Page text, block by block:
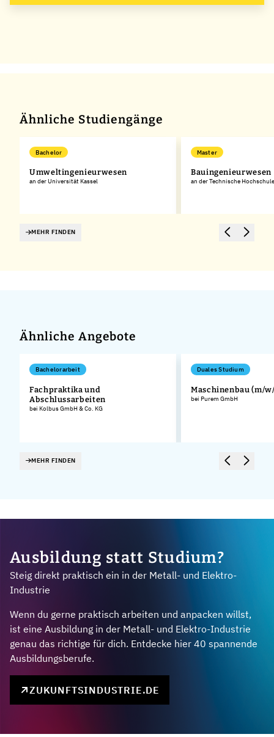
Hildesheim/Holzminden/Göttingen
Ähnliche Studiengänge
Bachelor
Umweltingenieurwesen
an der Universität Kassel
Master
Bauingenieurwesen
an der Technische
MEHR FINDEN
Ähnliche Angebote
Bachelorarbeit
Fachpraktika und
Abschlussarbeiten
bei Kolbus GmbH & Co. KG
Duales Studium
Maschinenbau (m/
bei Purem GmbH
MEHR FINDEN
Ausbildung statt Studium?
Steig direkt praktisch ein in der Metall- und Elektro-
Industrie
Wenn du gerne praktisch arbeiten und anpacken willst,
ist eine Ausbildung in der Metall- und Elektro-Industrie
genau das richtige für dich. Entdecke hier 40 spannende
Ausbildungsberufe.
ZUKUNFTSINDUSTRIE.DE